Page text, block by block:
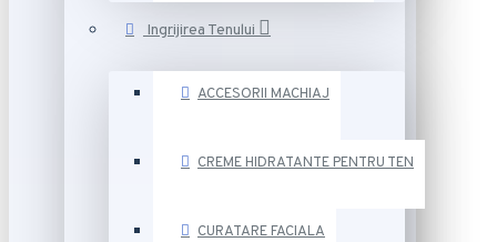
Ingrijirea Tenului
ACCESORII MACHIAJ
CREME HIDRATANTE PENTRU TEN
CURATARE FACIALA